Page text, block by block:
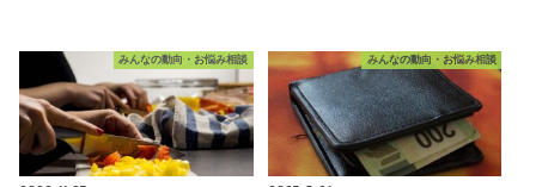
みんなの動向・お悩み相談 みんなの動向・お悩み相談